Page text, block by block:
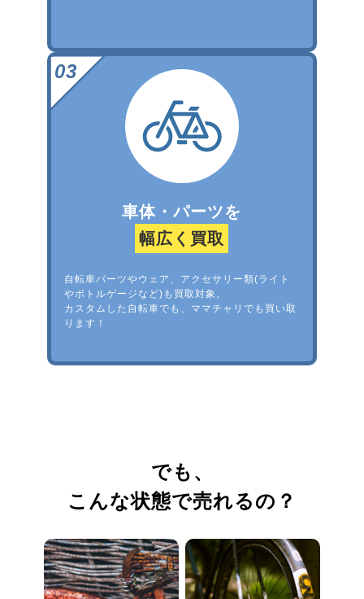
車体・パーツを
幅広く買取
自転車パーツやウェア、アクセサリー類(ライト
やボトルゲージなど)も買取対象。
カスタムした自転車でも、ママチャリでも買い取
ります！
でも、
こんな状態で売れるの？